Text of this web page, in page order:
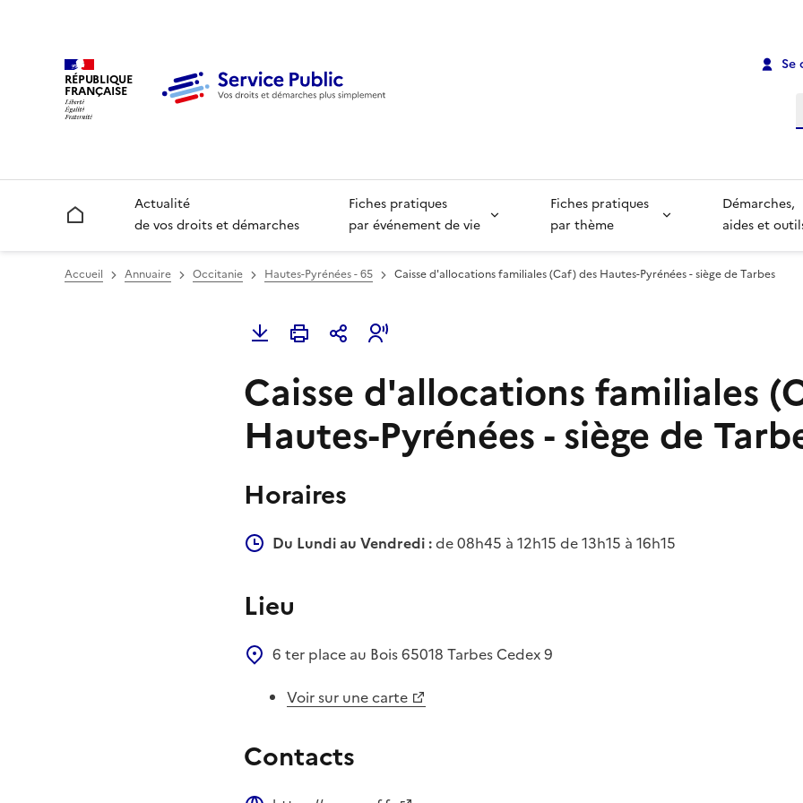
RÉPUBLIQUE
FRANÇAISE
Se
Accueil
Actualité
de vos droits et démarches
Fiches pratiques
par événement de vie
Fiches pratiques
par thème
Démarches,
aides et
Accueil Annuaire Occitanie Hautes-Pyrénées - 65 Caisse d'allocations familiales (Caf) des Hautes-Pyrénées - siège de Tarbes
Caisse d'allocations familiales
Hautes-Pyrénées - siège de
Horaires
Du Lundi au Vendredi :de 08h45 à 12h15 de 13h15 à 16h15
Lieu
6 ter place au Bois65018 Tarbes Cedex 9
Voir sur une carte
Contacts